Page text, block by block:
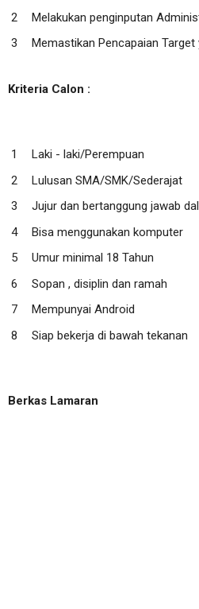
Melakukan penginputan
Memastikan Pencapaian Target
Kriteria Calon :
Laki - laki/Perempuan
Lulusan SMA/SMK/Sederajat
Jujur dan bertanggung jawab
Bisa menggunakan komputer
Umur minimal 18 Tahun
Sopan , disiplin dan ramah
Mempunyai Android
Siap bekerja di bawah tekanan
Berkas Lamaran